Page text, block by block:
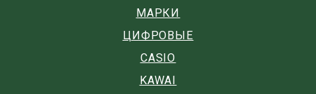
МАРКИ
ЦИФРОВЫЕ
CASIO
KAWAI